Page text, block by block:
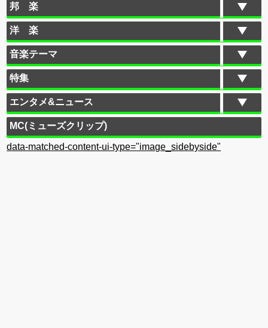
邦 楽
洋 楽
音楽テーマ
特集
エンタメ&ニュース
MC(ミューズクリップ)
data-matched-content-ui-type="image_sidebyside"